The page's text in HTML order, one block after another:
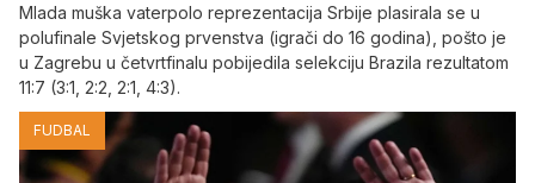
Mlada muška vaterpolo reprezentacija Srbije plasirala se u
polufinale Svjetskog prvenstva (igrači do 16 godina), pošto je
u Zagrebu u četvrtfinalu pobijedila selekciju Brazila rezultatom
11:7 (3:1, 2:2, 2:1, 4:3).
FUDBAL